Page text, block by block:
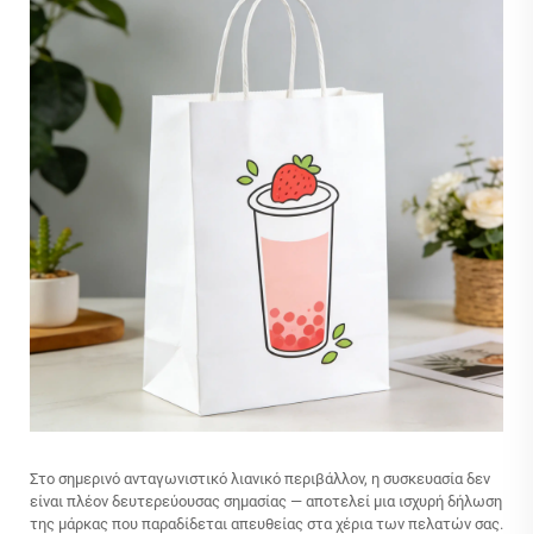
Στο σημερινό ανταγωνιστικό λιανικό περιβάλλον, η συσκευασία δεν
είναι πλέον δευτερεύουσας σημασίας — αποτελεί μια ισχυρή δήλωση
της μάρκας που παραδίδεται απευθείας στα χέρια των πελατών σας.